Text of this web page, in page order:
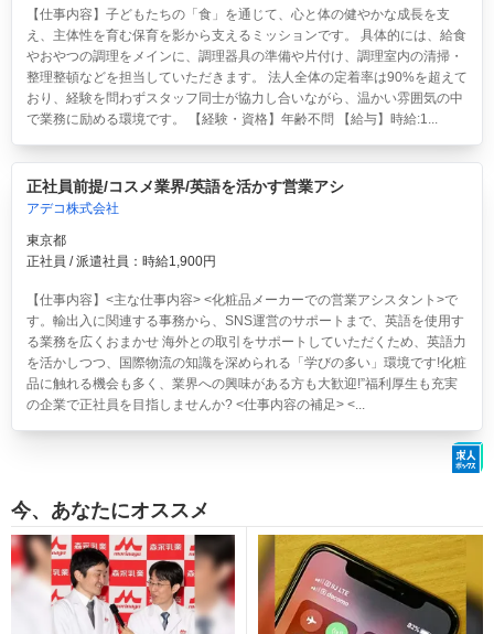
【仕事内容】子どもたちの「食」を通じて、心と体の健やかな成長を支
え、主体性を育む保育を影から支えるミッションです。 具体的には、給食
やおやつの調理をメインに、調理器具の準備や片付け、調理室内の清掃・
整理整頓などを担当していただきます。 法人全体の定着率は90%を超えて
おり、経験を問わずスタッフ同士が協力し合いながら、温かい雰囲気の中
で業務に励める環境です。 【経験・資格】年齢不問 【給与】時給:1...
正社員前提/コスメ業界/英語を活かす営業アシ
アデコ株式会社
東京都
正社員 / 派遣社員：時給1,900円
【仕事内容】<主な仕事内容> <化粧品メーカーでの営業アシスタント>で
す。輸出入に関連する事務から、SNS運営のサポートまで、英語を使用す
る業務を広くおまかせ 海外との取引をサポートしていただくため、英語力
を活かしつつ、国際物流の知識を深められる「学びの多い」環境です!化粧
品に触れる機会も多く、業界への興味がある方も大歓迎!”福利厚生も充実
の企業で正社員を目指しませんか? <仕事内容の補足> <...
今、あなたにオススメ